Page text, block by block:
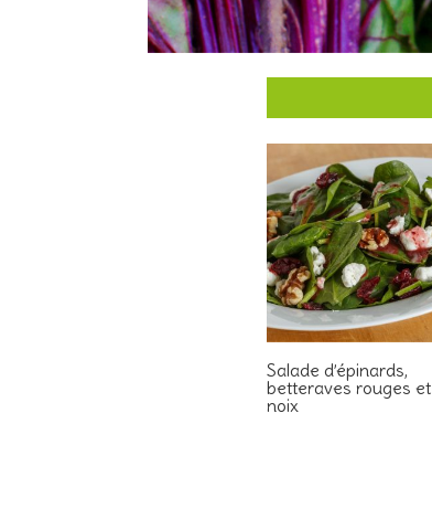
Salade d’épinards,
betteraves rouges et
noix